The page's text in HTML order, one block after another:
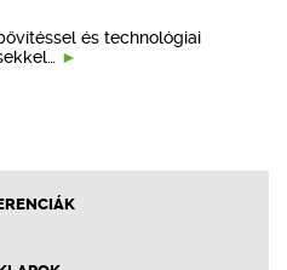
és technológiai